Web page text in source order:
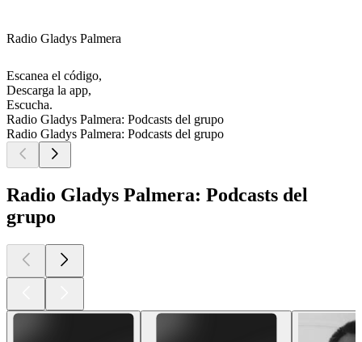
Radio Gladys Palmera
Escanea el código,
Descarga la app,
Escucha.
Radio Gladys Palmera: Podcasts del grupo
Radio Gladys Palmera: Podcasts del grupo
Radio Gladys Palmera: Podcasts del
grupo